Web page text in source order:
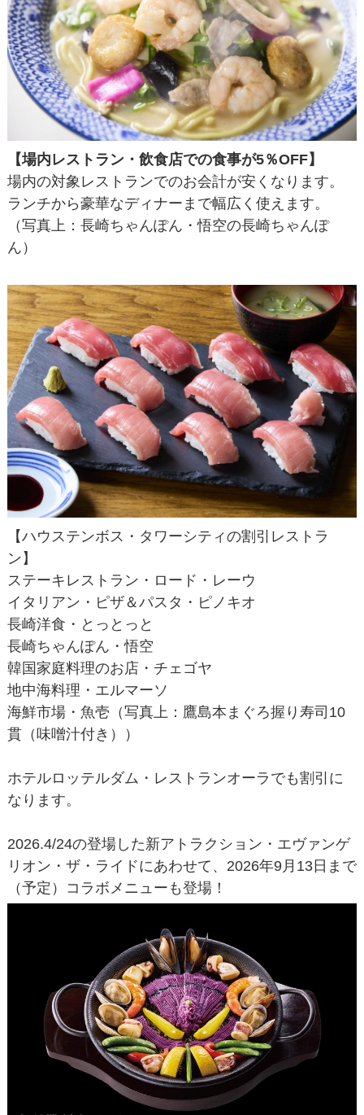
【場内レストラン・飲食店での食事が5％OFF】
場内の対象レストランでのお会計が安くなります。
ランチから豪華なディナーまで幅広く使えます。
（写真上：長崎ちゃんぽん・悟空の長崎ちゃんぽ
ん）
【ハウステンボス・タワーシティの割引レストラ
ン】
ステーキレストラン・ロード・レーウ
イタリアン・ピザ＆パスタ・ピノキオ
長崎洋食・とっとっと
長崎ちゃんぽん・悟空
韓国家庭料理のお店・チェゴヤ
地中海料理・エルマーソ
海鮮市場・魚壱（写真上：鷹島本まぐろ握り寿司10
貫（味噌汁付き））
ホテルロッテルダム・レストランオーラでも割引に
なります。
2026.4/24の登場した新アトラクション・エヴァンゲ
リオン・ザ・ライドにあわせて、2026年9月13日まで
（予定）コラボメニューも登場！